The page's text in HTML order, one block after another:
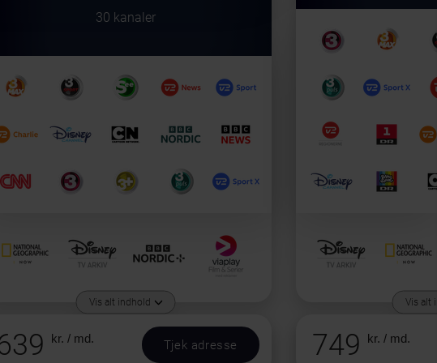
30 kanaler
Vis alt indhold
kr. / md. Tjek adresse
Vis alt
749 kr. / md.